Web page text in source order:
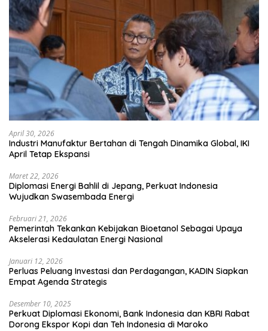
April 30, 2026
Industri Manufaktur Bertahan di Tengah Dinamika Global, IKI
April Tetap Ekspansi
Maret 22, 2026
Diplomasi Energi Bahlil di Jepang, Perkuat Indonesia
Wujudkan Swasembada Energi
Februari 21, 2026
Pemerintah Tekankan Kebijakan Bioetanol Sebagai Upaya
Akselerasi Kedaulatan Energi Nasional
Januari 12, 2026
Perluas Peluang Investasi dan Perdagangan, KADIN Siapkan
Empat Agenda Strategis
Desember 10, 2025
Perkuat Diplomasi Ekonomi, Bank Indonesia dan KBRI Rabat
Dorong Ekspor Kopi dan Teh Indonesia di Maroko